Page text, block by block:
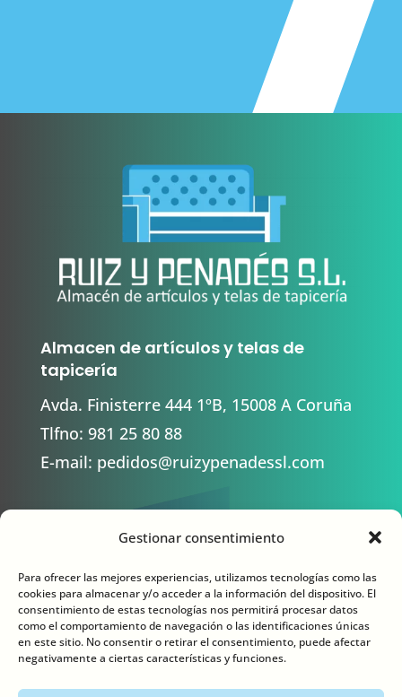
Gestionar consentimiento
Para ofrecer las mejores experiencias, utilizamos tecnologías como las
cookies para almacenar y/o acceder a la información del dispositivo. El
consentimiento de estas tecnologías nos permitirá procesar datos
como el comportamiento de navegación o las identificaciones únicas
en este sitio. No consentir o retirar el consentimiento, puede afectar
negativamente a ciertas características y funciones.
Almacen de artículos y telas de
tapicería
Avda. Finisterre 444 1ºB, 15008 A Coruña
Tlfno: 981 25 80 88
E-mail: pedidos@ruizypenadessl.com
Contacto
Aviso legal